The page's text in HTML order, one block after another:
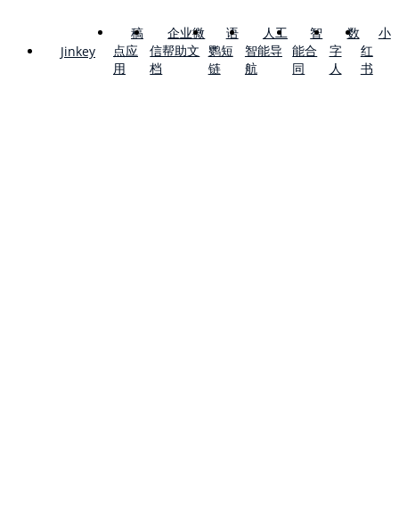
Jinkey
稿
点应
用
企业微
信帮助文
档
语
鹦短
链
人工
智能导
航
智
能合
同
数
字
人
小
红
书